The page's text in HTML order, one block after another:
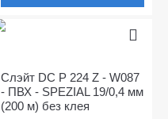
Слэйт DC P 224 Z - W087
- ПВХ - SPEZIAL 19/0,4 мм
(200 м) без клея